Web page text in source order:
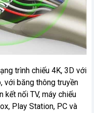
trình chiếu 4K, 3D với
với băng thông truyền
kết nối TV, máy chiếu
Play Station, PC và